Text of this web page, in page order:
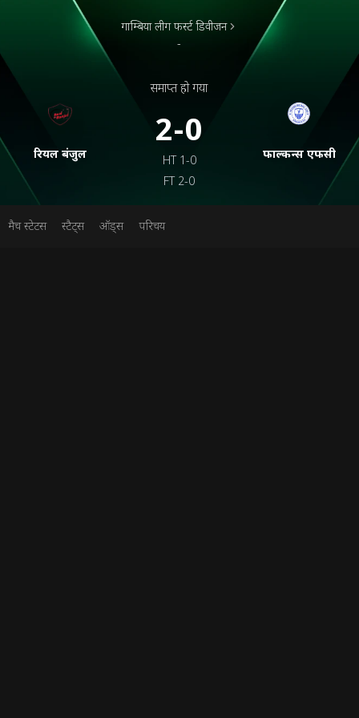
रियल बंजुल
गाम्बिया लीग फर्स्ट डिवीजन
-
समाप्त हो गया
2-0
HT 1-0
FT 2-0
फाल्कन्स एफसी
मैच स्टेटस स्टैट्स ऑड्स परिचय